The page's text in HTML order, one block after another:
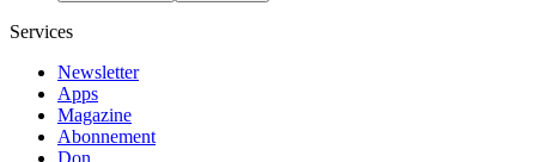
Services
Newsletter
Apps
Magazine
Abonnement
Don